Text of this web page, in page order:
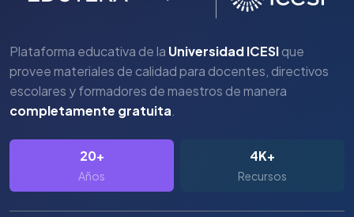
Plataforma educativa de la Universidad ICESIque
provee materiales de calidad para docentes, directivos
escolares y formadores de maestros de manera
completamente gratuita.
20+
Años
4K+
Recursos